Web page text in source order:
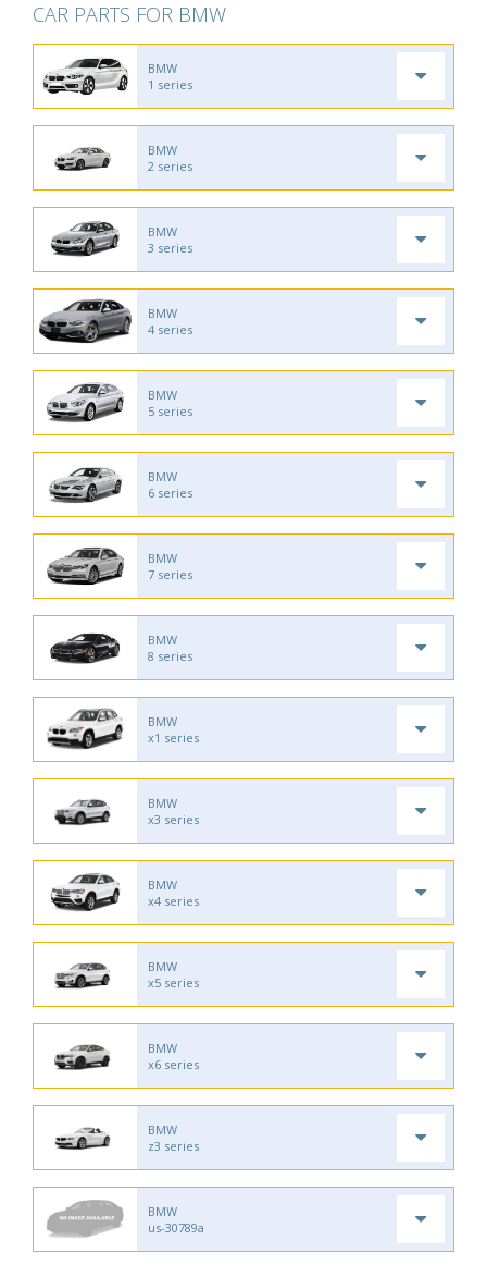
CAR PARTS FOR BMW
BMW
1 series
BMW
2 series
BMW
3 series
BMW
4 series
BMW
5 series
BMW
6 series
BMW
7 series
BMW
8 series
BMW
x1 series
BMW
x3 series
BMW
x4 series
BMW
x5 series
BMW
x6 series
BMW
z3 series
BMW
us-30789a